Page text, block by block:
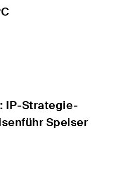
IP-Strategie-
Speiser